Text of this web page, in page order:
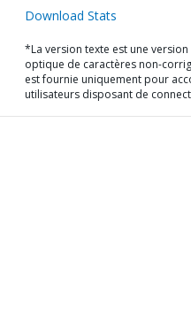
Download Stats
*La version texte est une
optique de caractères non-
est fournie uniquement pour
utilisateurs disposant de